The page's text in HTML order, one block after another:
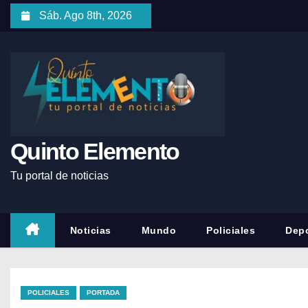
Sáb. Ago 8th, 2026
Quinto Elemento
Tu portal de noticias
Noticias Mundo Policiales
POLICIALES PORTADA